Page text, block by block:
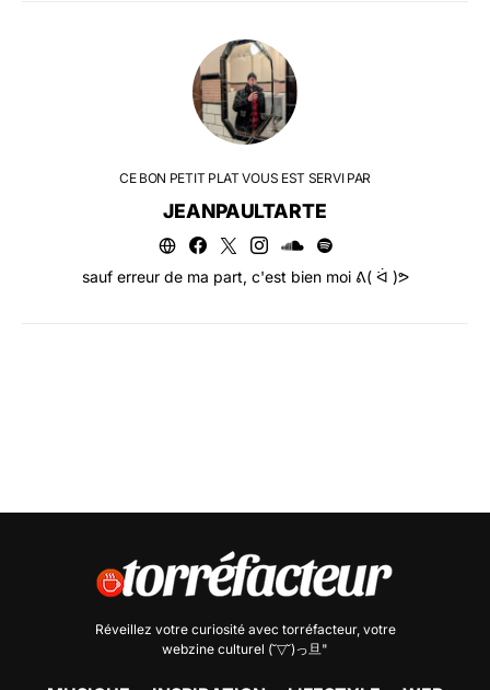
CE BON PETIT PLAT VOUS EST SERVI PAR
JEANPAULTARTE
sauf erreur de ma part, c'est bien moi ᕕ( ᐛ )ᕗ
Réveillez votre curiosité avec torréfacteur, votre
webzine culturel (˘▽˘)っ旦"